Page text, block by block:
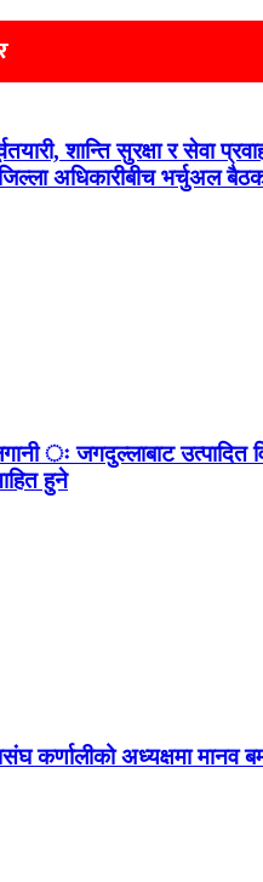
शान्ति सुरक्षा र सेवा
अधिकारीबीच भर्चुअल
ः जगदुल्लाबाट उत्पादित
हुने
कर्णालीको अध्यक्षमा मानव